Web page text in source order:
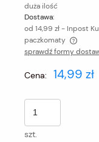
duża ilość
Dostawa:
od 14,99 zł- Inpost
paczkomaty
Cena nie zawiera
sprawdź formy
Cena: 14,99 zł
szt.